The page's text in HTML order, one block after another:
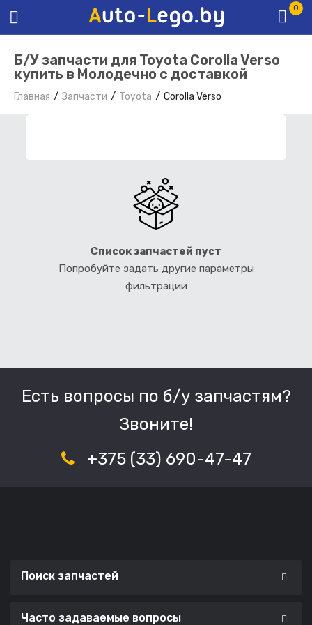
0
Б/У запчасти для Toyota Corolla Verso
купить в Молодечно с доставкой
Главная Запчасти Toyota Corolla Verso
Список запчастей пуст
Попробуйте задать другие параметры
фильтрации
Есть вопросы по б/у запчастям?
Звоните!
+375 (33) 690-47-47
Поиск запчастей
Часто задаваемые вопросы